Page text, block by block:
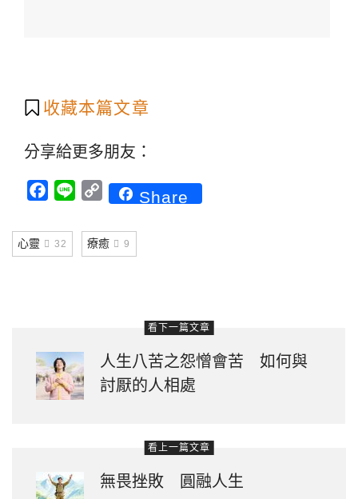
收藏本篇文章
分享給更多朋友：
Facebook
Line CopyShare
心靈 32 療癒 9
看下一篇文章
人生八苦之怨憎會苦 如何與
討厭的人相處
看上一篇文章
無畏挫敗 圓融人生